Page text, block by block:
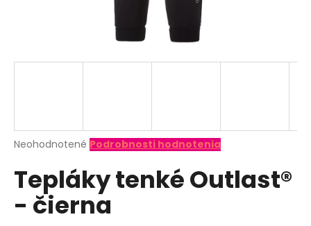
Priemerné
produktu
z
Neohodnotené Podrobnosti hodnotenia
Tepláky tenké Outlast®
- čierna